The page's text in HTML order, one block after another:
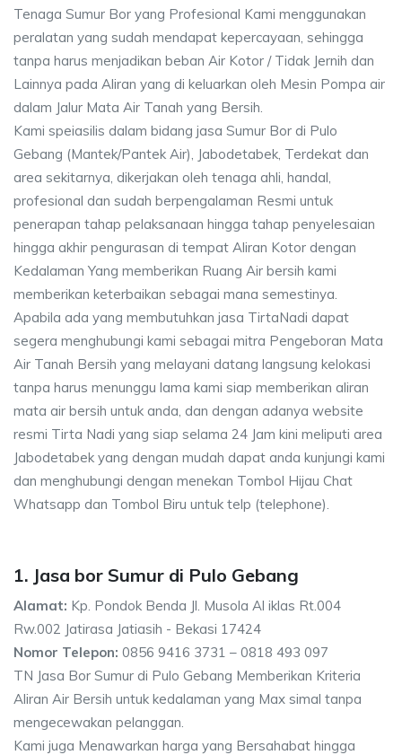
Tenaga Sumur Bor yang Profesional Kami menggunakan
peralatan yang sudah mendapat kepercayaan, sehingga
tanpa harus menjadikan beban Air Kotor / Tidak Jernih dan
Lainnya pada Aliran yang di keluarkan oleh Mesin Pompa air
dalam Jalur Mata Air Tanah yang Bersih.
Kami speiasilis dalam bidang jasa Sumur Bor di Pulo
Gebang (Mantek/Pantek Air), Jabodetabek, Terdekat dan
area sekitarnya, dikerjakan oleh tenaga ahli, handal,
profesional dan sudah berpengalaman Resmi untuk
penerapan tahap pelaksanaan hingga tahap penyelesaian
hingga akhir pengurasan di tempat Aliran Kotor dengan
Kedalaman Yang memberikan Ruang Air bersih kami
memberikan keterbaikan sebagai mana semestinya.
Apabila ada yang membutuhkan jasa TirtaNadi dapat
segera menghubungi kami sebagai mitra Pengeboran Mata
Air Tanah Bersih yang melayani datang langsung kelokasi
tanpa harus menunggu lama kami siap memberikan aliran
mata air bersih untuk anda, dan dengan adanya website
resmi Tirta Nadi yang siap selama 24 Jam kini meliputi area
Jabodetabek yang dengan mudah dapat anda kunjungi kami
dan menghubungi dengan menekan Tombol Hijau Chat
Whatsapp dan Tombol Biru untuk telp (telephone).
1. Jasa bor Sumur di Pulo Gebang
Alamat: Kp. Pondok Benda Jl. Musola Al iklas Rt.004
Rw.002 Jatirasa Jatiasih - Bekasi 17424
Nomor Telepon: 0856 9416 3731 – 0818 493 097
TN Jasa Bor Sumur di Pulo Gebang Memberikan Kriteria
Aliran Air Bersih untuk kedalaman yang Max simal tanpa
mengecewakan pelanggan.
Kami juga Menawarkan harga yang Bersahabat hingga